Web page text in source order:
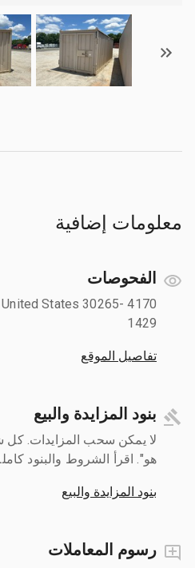
معلومات إضافية
الفحوصات
United States 30265-
1429
تفاصيل الموقع
بنود المزايدة والبيع
لا يمكن سحب المزايدات. كل
هو". اقرأ الشروط والبنود
بنود المزايدة والبيع
رسوم المعاملات